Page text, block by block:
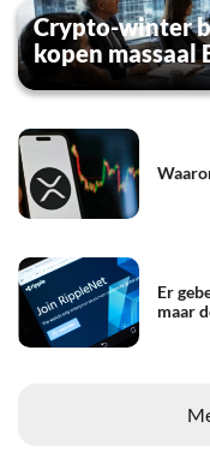
Crypto-winter
kopen massaal
Er
maar